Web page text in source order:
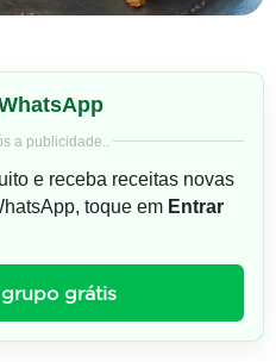
a publicidade..
e receba receitas novas
toque em Entrar
grátis